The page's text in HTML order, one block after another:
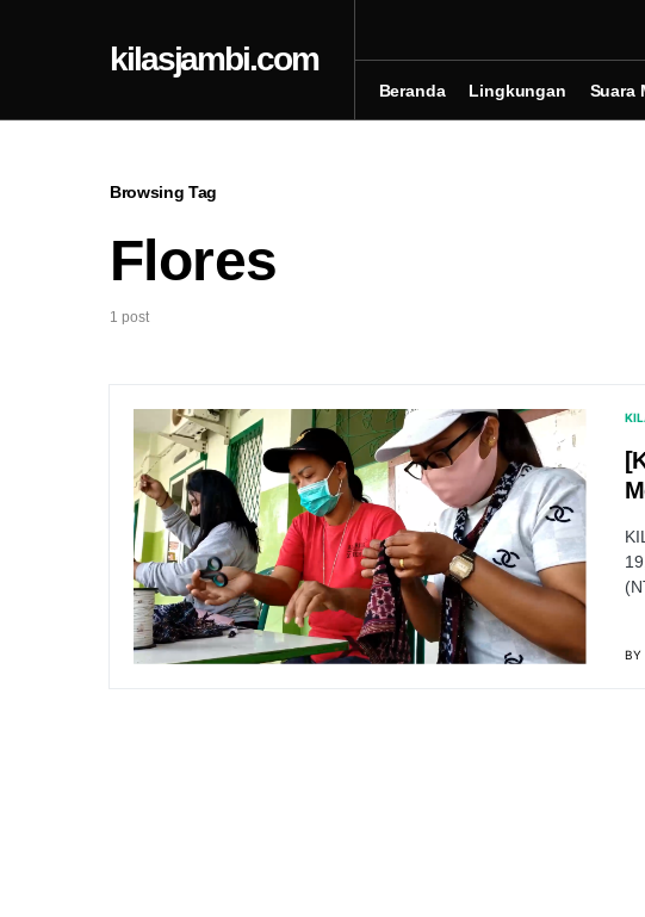
kilasjambi.com
Beranda Lingkungan Suara
Browsing Tag
Flores
1 post
BY